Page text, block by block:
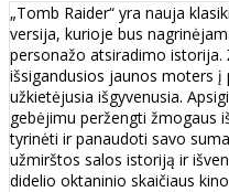
„Tomb Raider“ yra nauja
versija, kurioje bus
personažo atsiradimo istorija.
išsigandusios jaunos moters
užkietėjusia išgyvenusia.
gebėjimu peržengti žmogaus
tyrinėti ir panaudoti savo
užmirštos salos istoriją ir
didelio oktaninio skaičiaus